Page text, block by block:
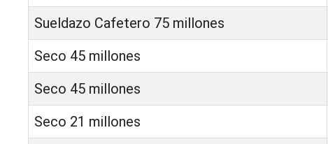
Sueldazo Cafetero 75 millones
Seco 45 millones
Seco 45 millones
Seco 21 millones